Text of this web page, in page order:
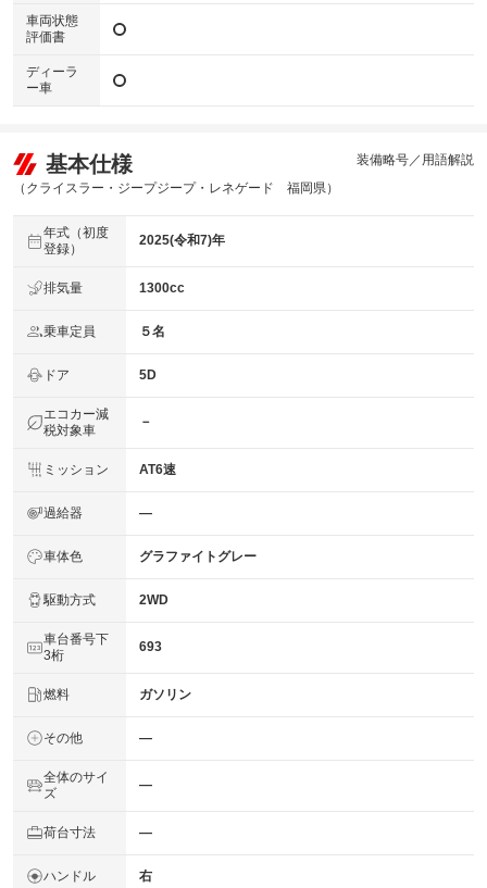
車両状態
評価書
ディーラ
ー車
基本仕様
（クライスラー・ジープジープ・レネゲード 福岡県）
装備略号／用語解説
年式（初度
登録）
2025(令和7)年
排気量 1300cc
乗車定員 ５名
ドア 5D
エコカー減
税対象車
－
ミッション AT6速
過給器 ―
車体色 グラファイトグレー
駆動方式 2WD
車台番号下
3桁
693
燃料 ガソリン
その他 ―
全体のサイ
ズ
―
荷台寸法 ―
ハンドル 右